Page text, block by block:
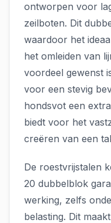
ontworpen voor
zeilboten. Dit
waardoor het
het omleiden van
voordeel gewenst
voor een stevig
hondsvot een
biedt voor het
creëren van een
De roestvrijstalen
20 dubbelblok
werking, zelfs
belasting. Dit